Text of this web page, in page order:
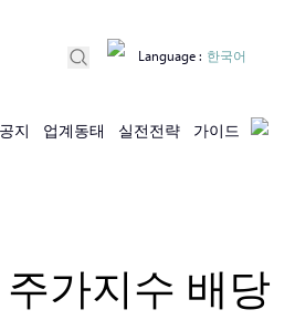
지 업계동태 실전전략 가이드
Language : 한국어
가지수 배당